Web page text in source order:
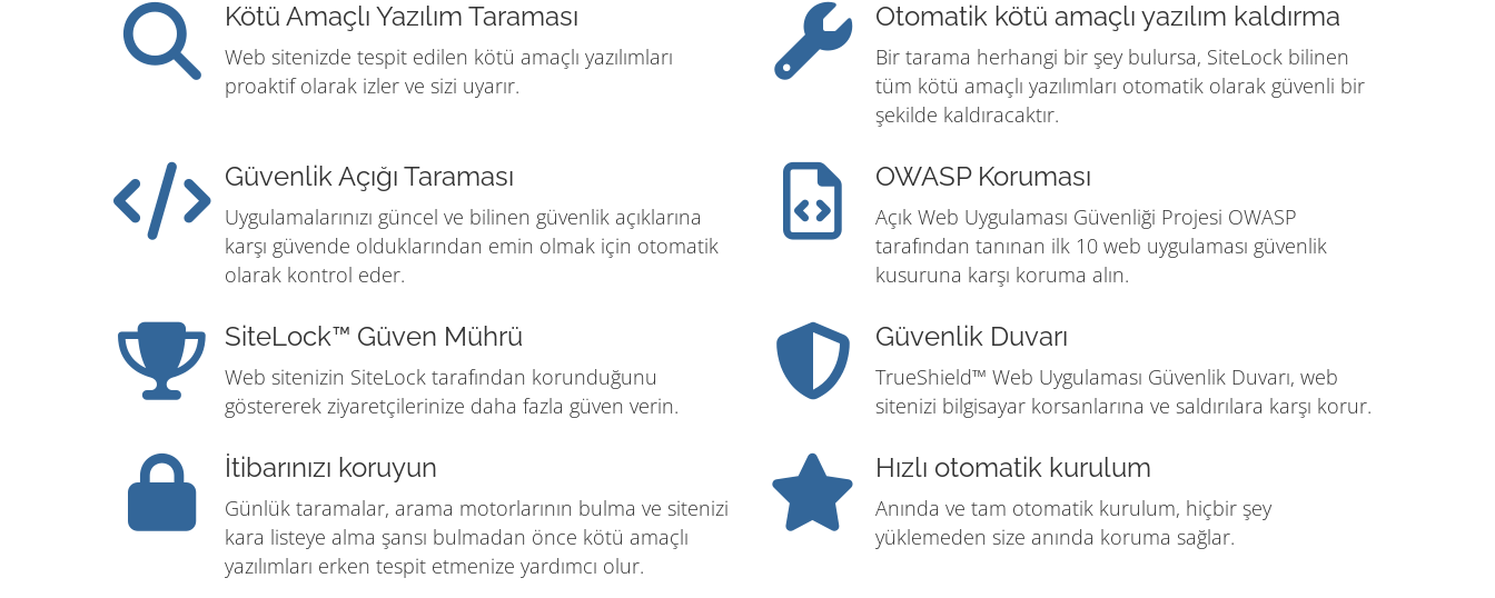
Kötü Amaçlı Yazılım Taraması
Web sitenizde tespit edilen kötü amaçlı yazılımları
proaktif olarak izler ve sizi uyarır.
Otomatik kötü amaçlı yazılım kaldırma
Bir tarama herhangi bir şey bulursa, SiteLock bilinen
tüm kötü amaçlı yazılımları otomatik olarak güvenli bir
şekilde kaldıracaktır.
Güvenlik Açığı Taraması
Uygulamalarınızı güncel ve bilinen güvenlik açıklarına
karşı güvende olduklarından emin olmak için otomatik
olarak kontrol eder.
OWASP Koruması
Açık Web Uygulaması Güvenliği Projesi OWASP
tarafından tanınan ilk 10 web uygulaması güvenlik
kusuruna karşı koruma alın.
SiteLock™ Güven Mührü
Web sitenizin SiteLock tarafından korunduğunu
göstererek ziyaretçilerinize daha fazla güven verin.
Güvenlik Duvarı
TrueShield™ Web Uygulaması Güvenlik Duvarı, web
sitenizi bilgisayar korsanlarına ve saldırılara karşı korur.
İtibarınızı koruyun
Günlük taramalar, arama motorlarının bulma ve sitenizi
kara listeye alma şansı bulmadan önce kötü amaçlı
yazılımları erken tespit etmenize yardımcı olur.
Hızlı otomatik kurulum
Anında ve tam otomatik kurulum, hiçbir şey
yüklemeden size anında koruma sağlar.